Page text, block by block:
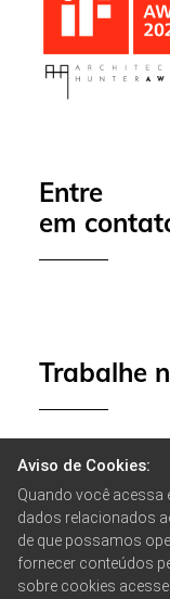
Entre
em
Trabalhe
BIDESE
IMOBILIARIOS LTDA ©
Aviso de Cookies:
Quando você acessa
dados relacionados
de que possamos
fornecer conteúdos
sobre cookies